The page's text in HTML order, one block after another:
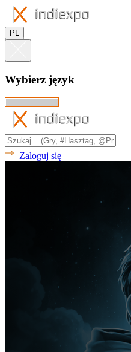
PL
Wybierz język
Zaloguj się